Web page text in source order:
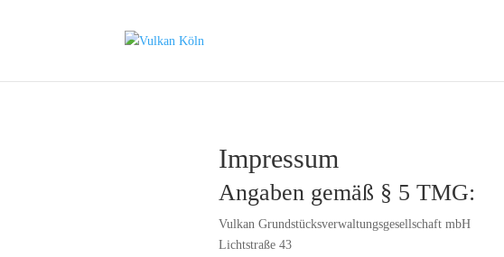
Impressum
Angaben gemäß § 5 TMG:
Vulkan Grundstücksverwaltungsgesellschaft mbH
Lichtstraße 43